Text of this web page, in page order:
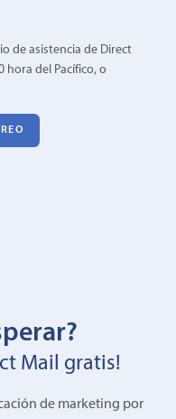
de asistencia de Direct
hora del Pacífico, o
Mail gratis!
de marketing por